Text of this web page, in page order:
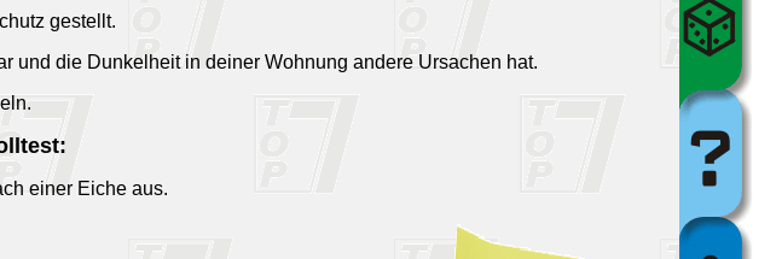
gestellt.
und die Dunkelheit in deiner Wohnung andere Ursachen hat.
einer Eiche aus.